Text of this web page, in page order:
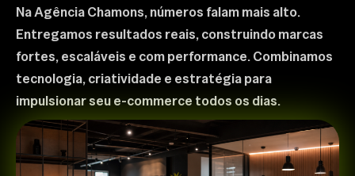
Na Agência Chamons, números falam mais alto.
Entregamos resultados reais, construindo marcas
fortes, escaláveis e com performance. Combinamos
tecnologia, criatividade e estratégia para
impulsionar seu e-commerce todos os dias.